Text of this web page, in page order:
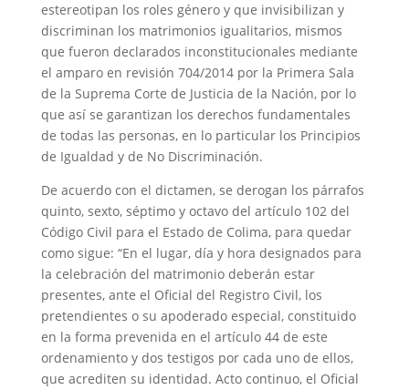
estereotipan los roles género y que invisibilizan y
discriminan los matrimonios igualitarios, mismos
que fueron declarados inconstitucionales mediante
el amparo en revisión 704/2014 por la Primera Sala
de la Suprema Corte de Justicia de la Nación, por lo
que así se garantizan los derechos fundamentales
de todas las personas, en lo particular los Principios
de Igualdad y de No Discriminación.
De acuerdo con el dictamen, se derogan los párrafos
quinto, sexto, séptimo y octavo del artículo 102 del
Código Civil para el Estado de Colima, para quedar
como sigue: “En el lugar, día y hora designados para
la celebración del matrimonio deberán estar
presentes, ante el Oficial del Registro Civil, los
pretendientes o su apoderado especial, constituido
en la forma prevenida en el artículo 44 de este
ordenamiento y dos testigos por cada uno de ellos,
que acrediten su identidad. Acto continuo, el Oficial